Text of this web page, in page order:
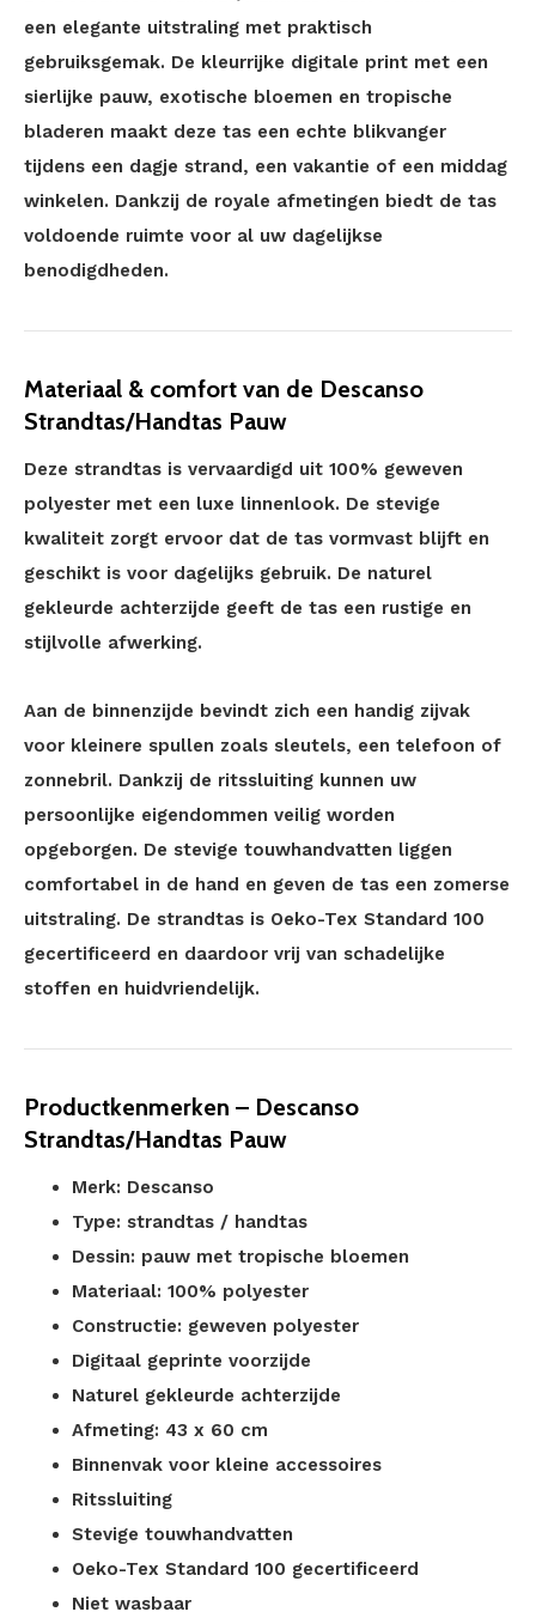
een elegante uitstraling met praktisch
gebruiksgemak. De kleurrijke digitale print met een
sierlijke pauw, exotische bloemen en tropische
bladeren maakt deze tas een echte blikvanger
tijdens een dagje strand, een vakantie of een middag
winkelen. Dankzij de royale afmetingen biedt de tas
voldoende ruimte voor al uw dagelijkse
benodigdheden.
Materiaal & comfort van de Descanso
Strandtas/Handtas Pauw
Deze strandtas is vervaardigd uit 100% geweven
polyester met een luxe linnenlook. De stevige
kwaliteit zorgt ervoor dat de tas vormvast blijft en
geschikt is voor dagelijks gebruik. De naturel
gekleurde achterzijde geeft de tas een rustige en
stijlvolle afwerking.
Aan de binnenzijde bevindt zich een handig zijvak
voor kleinere spullen zoals sleutels, een telefoon of
zonnebril. Dankzij de ritssluiting kunnen uw
persoonlijke eigendommen veilig worden
opgeborgen. De stevige touwhandvatten liggen
comfortabel in de hand en geven de tas een zomerse
uitstraling. De strandtas is Oeko-Tex Standard 100
gecertificeerd en daardoor vrij van schadelijke
stoffen en huidvriendelijk.
Productkenmerken – Descanso
Strandtas/Handtas Pauw
Merk: Descanso
Type: strandtas / handtas
Dessin: pauw met tropische bloemen
Materiaal: 100% polyester
Constructie: geweven polyester
Digitaal geprinte voorzijde
Naturel gekleurde achterzijde
Afmeting: 43 x 60 cm
Binnenvak voor kleine accessoires
Ritssluiting
Stevige touwhandvatten
Oeko-Tex Standard 100 gecertificeerd
Niet wasbaar